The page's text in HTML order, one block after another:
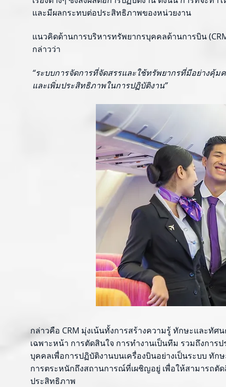
และมีผลกระทบต่อประสิทธิภาพของหน่วยงาน
แนวคิดด้านการบริหารทรัพยากรบุคคลด้านการบิน
กล่าวว่า
“ระบบการจัดการที่จัดสรรและใช้ทรัพยากรที่มีอย่างคุ้
และเพิ่มประสิทธิภาพในการปฏิบัติงาน”
กล่าวคือ CRM มุ่งเน้นทั้งการสร้างความรู้ ทักษะและทั
เฉพาะหน้า การตัดสินใจ การทำงานเป็นทีม รวมถึงกา
บุคคลเพื่อการปฏิบัติงานบนเครื่องบินอย่างเป็นระบบ ทั
การตระหนักถึงสถานการณ์ที่เผชิญอยู่ เพื่อให้สามารถตั
ประสิทธิภาพ